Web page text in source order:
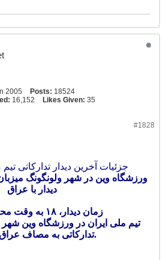
2005 Posts: 18524
16,152 Likes Given: 35
#1828
جزئیات آخرین دیدار تدارکاتی
ورزشگاه وین در شهر ولونگونگ
دیدار با عراق
زمان دیدار، ۱۸ به وقت محلی+عکس
تیم ملی ایران در ورزشگاه وین شهر
تدارکاتی به مصاف عراق می رود.